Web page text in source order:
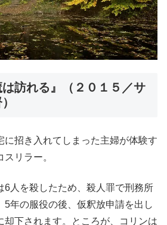
は訪れる』（２０１５／サ
に招き入れてしまった主婦が体験す
リラー。
6人を殺したため、殺人罪で刑務所
5年の服役の後、仮釈放申請を出し
却下されます。ところが、コリンは